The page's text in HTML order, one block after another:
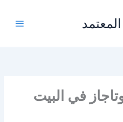
في البيت